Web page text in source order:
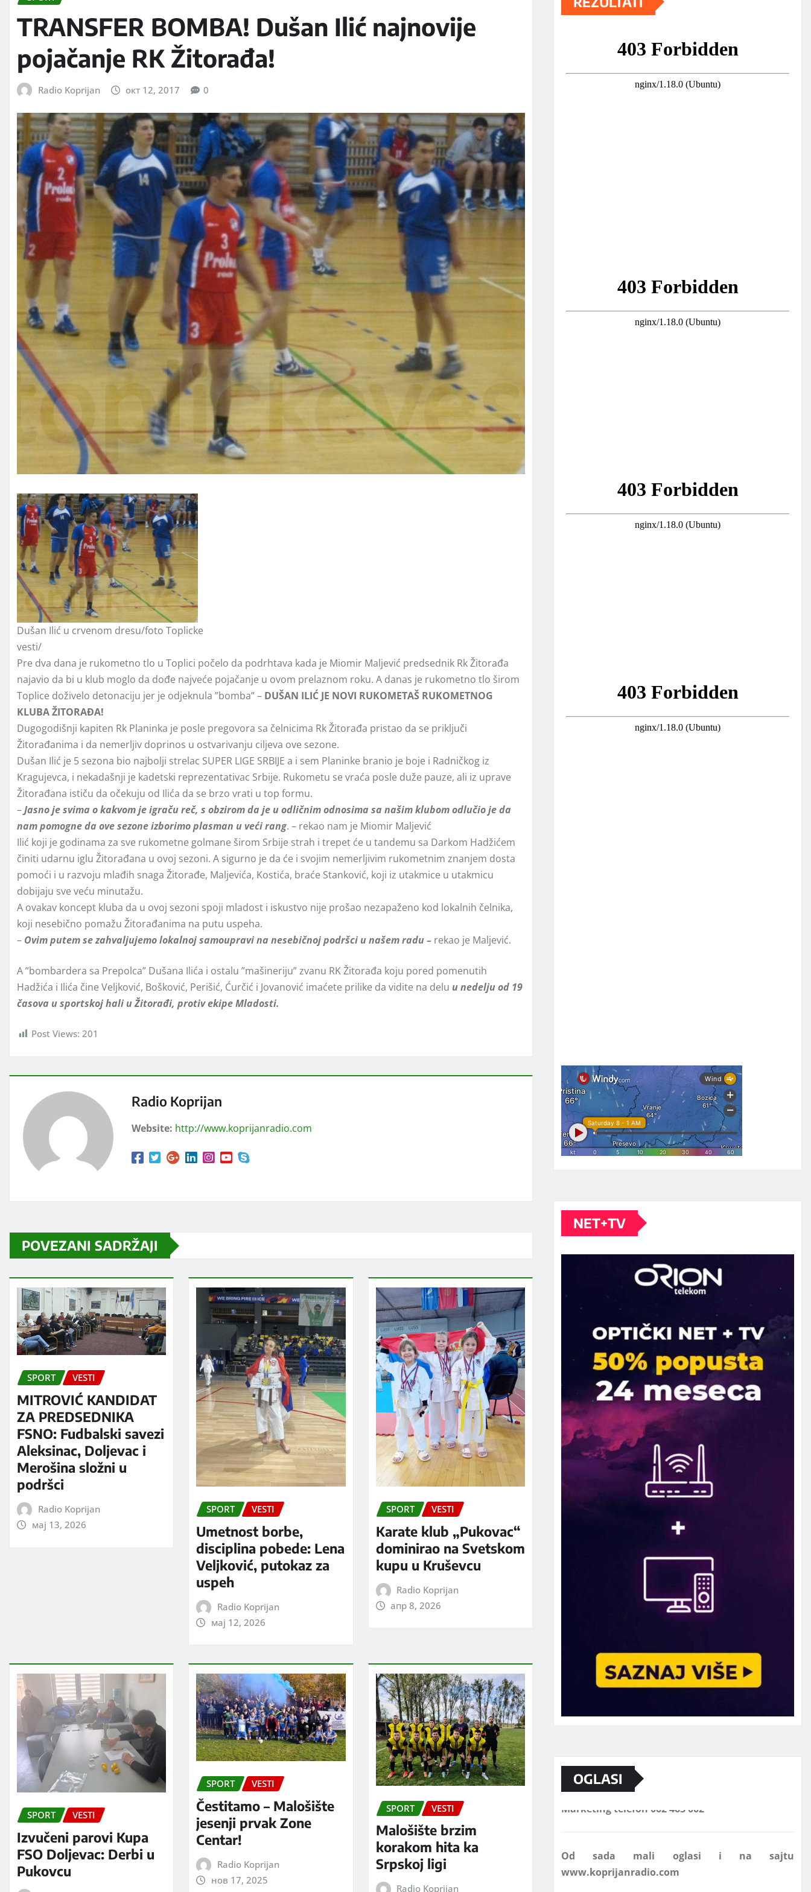
TRANSFER BOMBA! Dušan Ilić najnovije
pojačanje RK Žitorađa!
Radio Koprijan окт 12, 2017 0
Dušan Ilić u crvenom dresu/foto Toplicke
vesti/
Pre dva dana je rukometno tlo u Toplici počelo da podrhtava kada je Miomir Maljević predsednik Rk Žitorađa
najavio da bi u klub moglo da dođe najveće pojačanje u ovom prelaznom roku. A danas je rukometno tlo širom
Toplice doživelo detonaciju jer je odjeknula ”bomba” – DUŠAN ILIĆ JE NOVI RUKOMETAŠ RUKOMETNOG
KLUBA ŽITORAĐA!
Dugogodišnji kapiten Rk Planinka je posle pregovora sa čelnicima Rk Žitorađa pristao da se priključi
Žitorađanima i da nemerljiv doprinos u ostvarivanju ciljeva ove sezone.
Dušan Ilić je 5 sezona bio najbolji strelac SUPER LIGE SRBIJE a i sem Planinke branio je boje i Radničkog iz
Kragujevca, i nekadašnji je kadetski reprezentativac Srbije. Rukometu se vraća posle duže pauze, ali iz uprave
Žitorađana ističu da očekuju od Ilića da se brzo vrati u top formu.
–Jasno je svima o kakvom je igraču reč, s obzirom da je u odličnim odnosima sa našim klubom odlučio je da
nam pomogne da ove sezone izborimo plasman u veći rang. – rekao nam je Miomir Maljević
Ilić koji je godinama za sve rukometne golmane širom Srbije strah i trepet će u tandemu sa Darkom Hadžićem
činiti udarnu iglu Žitorađana u ovoj sezoni. A sigurno je da će i svojim nemerljivim rukometnim znanjem dosta
pomoći i u razvoju mlađih snaga Žitorađe, Maljevića, Kostića, braće Stanković, koji iz utakmice u utakmicu
dobijaju sve veću minutažu.
A ovakav koncept kluba da u ovoj sezoni spoji mladost i iskustvo nije prošao nezapaženo kod lokalnih čelnika,
koji nesebično pomažu Žitorađanima na putu uspeha.
– Ovim putem se zahvaljujemo lokalnoj samoupravi na nesebičnoj podršci u našem radu – rekao je Maljević.
A ”bombardera sa Prepolca” Dušana Ilića i ostalu ”mašineriju” zvanu RK Žitorađa koju pored pomenutih
Hadžića i Ilića čine Veljković, Bošković, Perišić, Ćurčić i Jovanović imaćete prilike da vidite na delu u nedelju od 19
časova u sportskoj hali u Žitorađi, protiv ekipe Mladosti.
Post Views: 201
Radio Koprijan
Website: http://www.koprijanradio.com
POVEZANI SADRŽAJI
SPORT VESTI
MITROVIĆ KANDIDAT
ZA PREDSEDNIKA
FSNO: Fudbalski savezi
Aleksinac, Doljevac i
Merošina složni u
podršci
Radio Koprijan
мај 13, 2026
SPORT VESTI
Umetnost borbe,
disciplina pobede: Lena
Veljković, putokaz za
uspeh
Radio Koprijan
мај 12, 2026
SPORT VESTI
Karate klub „Pukovac“
dominirao na Svetskom
kupu u Kruševcu
Radio Koprijan
апр 8, 2026
SPORT VESTI
Izvučeni parovi Kupa
FSO Doljevac: Derbi u
Pukovcu
SPORT VESTI
Čestitamo – Malošište
jesenji prvak Zone
Centar!
Radio Koprijan
нов 17, 2025
SPORT VESTI
Malošište brzim
korakom hita ka
Srpskoj ligi
Radio Koprijan
NET+TV
OGLASI
Marketing telefon 062 463 002